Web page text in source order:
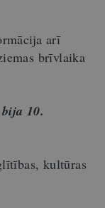
arī
brīvlaika
10.
kultūras